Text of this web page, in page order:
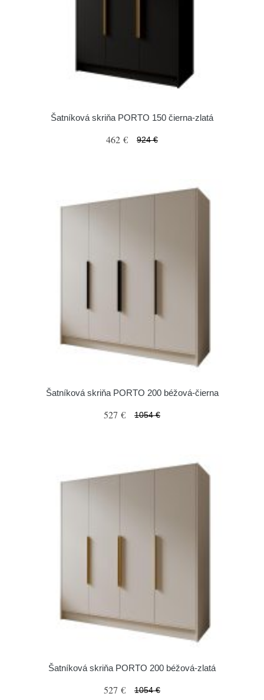
Šatníková skriňa PORTO 150 čierna-zlatá
462 € 924 €
Šatníková skriňa PORTO 200 béžová-čierna
527 € 1054 €
Šatníková skriňa PORTO 200 béžová-zlatá
527 € 1054 €